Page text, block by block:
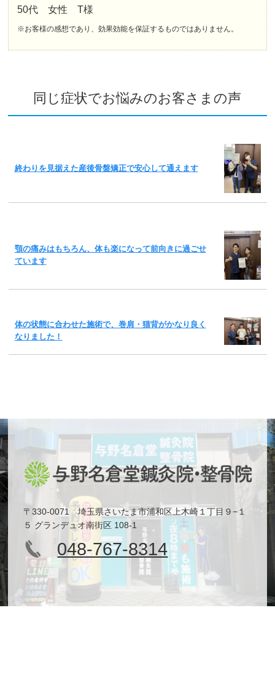
50代 女性 T様
※お客様の感想であり、効果効能を保証するものではありません。
同じ症状でお悩みのお客さまの声
終わりを見据えた産後骨盤矯正で安心して通えます
顎の痛みはもちろん、体も楽になって前向きに過ごせ
ています
体の状態に合わせた施術で、巻肩・猫背がかなり良く
なりました！
〒330-0071 埼玉県さいたま市浦和区上木崎１丁目９−１
５ グランデュオ南街区 108-1
048-767-8314